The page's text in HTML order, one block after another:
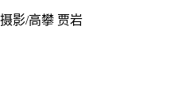
影/高攀 贾岩